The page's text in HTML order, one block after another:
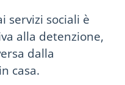
servizi sociali è
alla detenzione,
dalla
casa.